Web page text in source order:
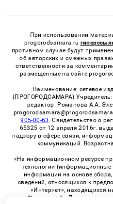
При использовании
progorodsamara.ru
противном случае будут
об авторских и смежных
ответственности за
размещенные на сайте
Наименование: сетевое
(ПРОГОРОДСАМАРА) Учредитель:
редактор: Романова А.А.
905-00-63 . Свидетельство о
65325 от 12 апреля 2016г.
надзору в сфере связи,
коммуникаций.
«На информационном ресурсе
технологии (информационные
информации на основе
сведений, относящихся к
«Интернет», находящихся
Федерации)». Правила